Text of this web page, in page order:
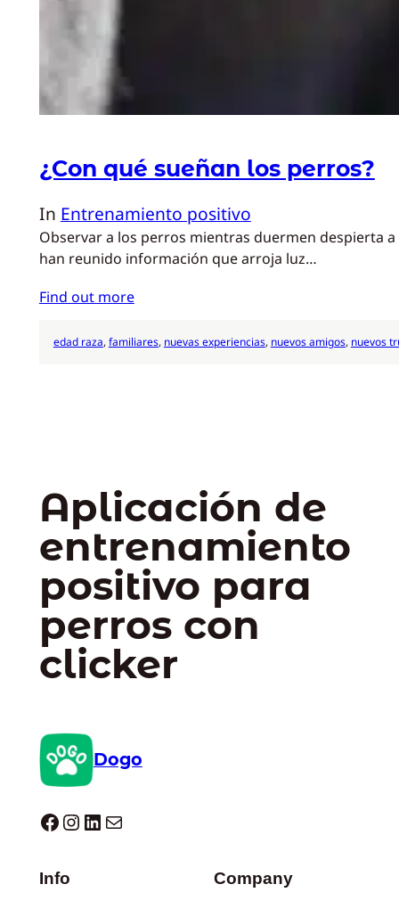
¿Con qué sueñan los perros?
In Entrenamiento positivo
Observar a los perros mientras duermen despierta
han reunido información que arroja luz…
Find out more
edad raza, familiares, nuevas experiencias, nuevos amigos, nuevos
Aplicación de
entrenamiento
positivo para
perros con
clicker
Dogo
Dogo facebook InstagramLinkedIn Correo electrónico
Info Company